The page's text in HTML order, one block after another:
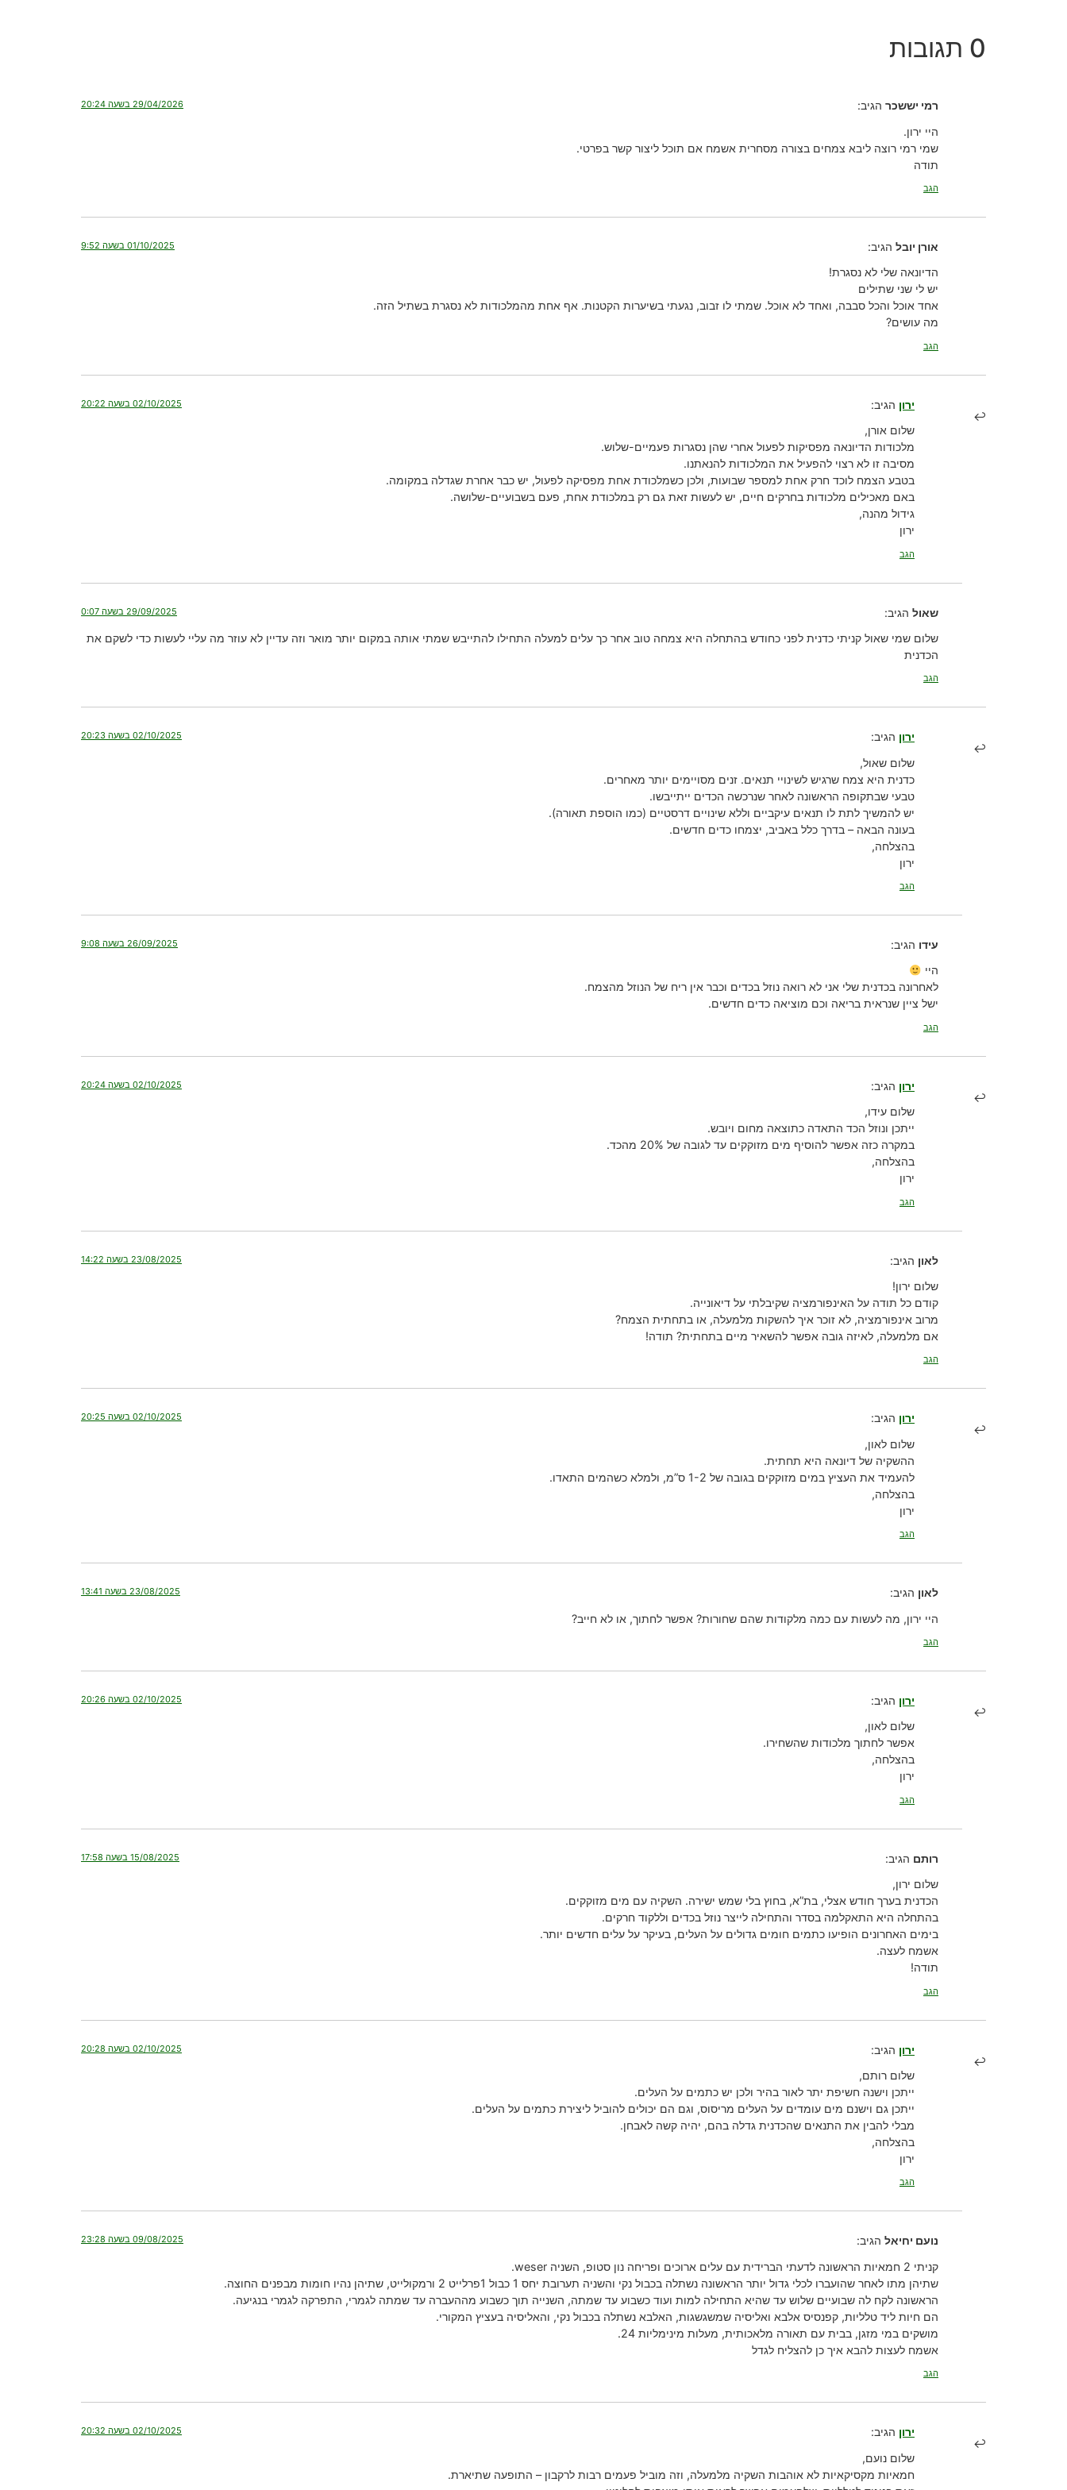
0 תגובות
רמי יששכר הגיב: 29/04/2026 בשעה 20:24
היי ירון.
שמי רמי רוצה ליבא צמחים בצורה מסחרית אשמח אם תוכל ליצור קשר בפרטי.
תודה
הגב
אורן יובל הגיב: 01/10/2025 בשעה 9:52
הדיונאה שלי לא נסגרת!
יש לי שני שתילים
אחד אוכל והכל סבבה, ואחד לא אוכל. שמתי לו זבוב, נגעתי בשיערות הקטנות. אף אחת מהמלכודות לא נסגרת בשתיל הזה.
מה עושים?
הגב
ירון הגיב: 02/10/2025 בשעה 20:22
שלום אורן,
מלכודות הדיונאה מפסיקות לפעול אחרי שהן נסגרות פעמיים-שלוש.
מסיבה זו לא רצוי להפעיל את המלכודות להנאתנו.
בטבע הצמח לוכד חרק אחת למספר שבועות, ולכן כשמלכודת אחת מפסיקה לפעול, יש כבר אחרת שגדלה במקומה.
באם מאכילים מלכודות בחרקים חיים, יש לעשות זאת גם רק במלכודת אחת, פעם בשבועיים-שלושה.
גידול מהנה,
ירון
הגב
שאול הגיב: 29/09/2025 בשעה 0:07
שלום שמי שאול קניתי כדנית לפני כחודש בהתחלה היא צמחה טוב אחר כך עלים למעלה התחילו להתייבש שמתי אותה במקום יותר מואר וזה עדיין לא עוזר מה עליי לעשות כדי לשקם את
הכדנית
הגב
ירון הגיב: 02/10/2025 בשעה 20:23
שלום שאול,
כדנית היא צמח שרגיש לשינויי תנאים. זנים מסויימים יותר מאחרים.
טבעי שבתקופה הראשונה לאחר שנרכשה הכדים ייתייבשו.
יש להמשיך לתת לו תנאים עיקביים וללא שינויים דרסטיים (כמו הוספת תאורה).
בעונה הבאה – בדרך כלל באביב, יצמחו כדים חדשים.
בהצלחה,
ירון
הגב
עידו הגיב: 26/09/2025 בשעה 9:08
היי
לאחרונה בכדנית שלי אני לא רואה נוזל בכדים וכבר אין ריח של הנוזל מהצמח.
ישל ציין שנראית בריאה וכם מוציאה כדים חדשים.
הגב
ירון הגיב: 02/10/2025 בשעה 20:24
שלום עידו,
ייתכן ונוזל הכד התאדה כתוצאה מחום ויובש.
במקרה כזה אפשר להוסיף מים מזוקקים עד לגובה של 20% מהכד.
בהצלחה,
ירון
הגב
לאון הגיב: 23/08/2025 בשעה 14:22
שלום ירון!
קודם כל תודה על האינפורמציה שקיבלתי על דיאונייה.
מרוב אינפורמציה, לא זוכר איך להשקות מלמעלה, או בתחתית הצמח?
אם מלמעלה, לאיזה גובה אפשר להשאיר מיים בתחתית? תודה!
הגב
ירון הגיב: 02/10/2025 בשעה 20:25
שלום לאון,
ההשקיה של דיונאה היא תחתית.
להעמיד את העציץ במים מזוקקים בגובה של 1-2 ס”מ, ולמלא כשהמים התאדו.
בהצלחה,
ירון
הגב
לאון הגיב: 23/08/2025 בשעה 13:41
היי ירון, מה לעשות עם כמה מלקודות שהם שחורות? אפשר לחתוך, או לא חייב?
הגב
ירון הגיב: 02/10/2025 בשעה 20:26
שלום לאון,
אפשר לחתוך מלכודות שהשחירו.
בהצלחה,
ירון
הגב
רותם הגיב: 15/08/2025 בשעה 17:58
שלום ירון,
הכדנית בערך חודש אצלי, בת”א, בחוץ בלי שמש ישירה. השקיה עם מים מזוקקים.
בהתחלה היא התאקלמה בסדר והתחילה לייצר נוזל בכדים וללקוד חרקים.
בימים האחרונים הופיעו כתמים חומים גדולים על העלים, בעיקר על עלים חדשים יותר.
אשמח לעצה.
תודה!
הגב
ירון הגיב: 02/10/2025 בשעה 20:28
שלום רותם,
ייתכן וישנה חשיפת יתר לאור בהיר ולכן יש כתמים על העלים.
ייתכן גם וישנם מים עומדים על העלים מריסוס, וגם הם יכולים להוביל ליצירת כתמים על העלים.
מבלי להבין את התנאים שהכדנית גדלה בהם, יהיה קשה לאבחן.
בהצלחה,
ירון
הגב
נועם יחיאל הגיב: 09/08/2025 בשעה 23:28
קניתי 2 חמאיות הראשונה לדעתי הברידית עם עלים ארוכים ופריחה נון סטופ, השניה weser.
שתיהן מתו לאחר שהועברו לכלי גדול יותר הראשונה נשתלה בכבול נקי והשניה תערובת יחס 1 כבול 1פרלייט 2 ורמקולייט, שתיהן נהיו חומות מבפנים החוצה.
הראשונה לקח לה שבועיים שלוש עד שהיא התחילה למות ועוד כשבוע עד שמתה, השנייה תוך כשבוע מההעברה עד שמתה לגמרי, התפרקה לגמרי בנגיעה.
הם חיות ליד טלליות, קפנסיס אלבא ואליסיה שמשגשגות, האלבא נשתלה בכבול נקי, והאליסיה בעציץ המקורי.
מושקים במי מזגן, בבית עם תאורה מלאכותית, מעלות מינימליות 24.
אשמח לעצות להבא איך כן להצליח לגדל
הגב
ירון הגיב: 02/10/2025 בשעה 20:32
שלום נועם,
חמאיות מקסיקאיות לא אוהבות השקיה מלמעלה, וזה מוביל פעמים רבות לרקבון – התופעה שתיארת.